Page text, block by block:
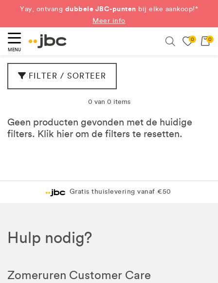
Yay, ontvang dubbele JBC-punten bij elke aankoop!*
Meer info
MENU
0 0
FILTER / SORTEER
0 van 0 items
Geen producten gevonden met de huidige
filters. Klik hier om de filters te resetten.
Gratis thuislevering vanaf €50
Hulp nodig?
Zomeruren Customer Care